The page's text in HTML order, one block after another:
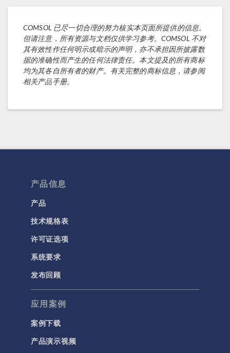
COMSOL 已尽一切合理的努力核实本页面所提供的信息。
但请注意，所有资源与文档仅供学习参考。COMSOL 不对
其有效性作任何明示或暗示的声明，亦不承担因所披露数
据的准确性而产生的任何法律责任。本文提及的所有商标
均为其各自所有者的财产。有关完整的商标信息，请参阅
相关产品手册。
产品信息
产品
技术规格表
许可证选项
系统要求
发布回顾
应用案例
案例下载
产品演示视频